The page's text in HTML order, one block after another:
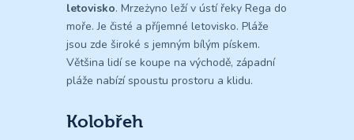
letovisko. Mrzeżyno leží v ústí řeky Rega do
moře. Je čisté a příjemné letovisko. Pláže
jsou zde široké s jemným bílým pískem.
Většina lidí se koupe na východě, západní
pláže nabízí spoustu prostoru a klidu.
Kolobřeh